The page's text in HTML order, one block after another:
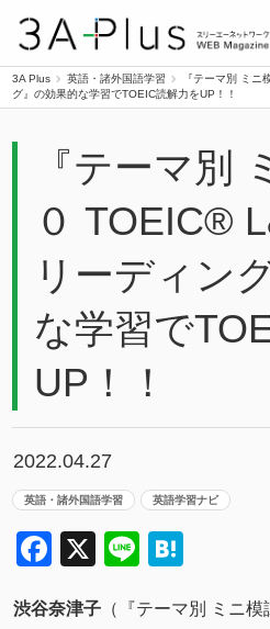
3A Plus 英語・諸外国語学習
『テーマ別 ミ
グ』の効果的な学習でTOEIC読解力をUP！！
『テーマ別
０ TOEIC®
リーディン
な学習で
UP！！
2022.04.27
英語・諸外国語学習 英語学習ナビ
Facebook
X Line
渋谷奈津子（『テーマ別 ミニ模